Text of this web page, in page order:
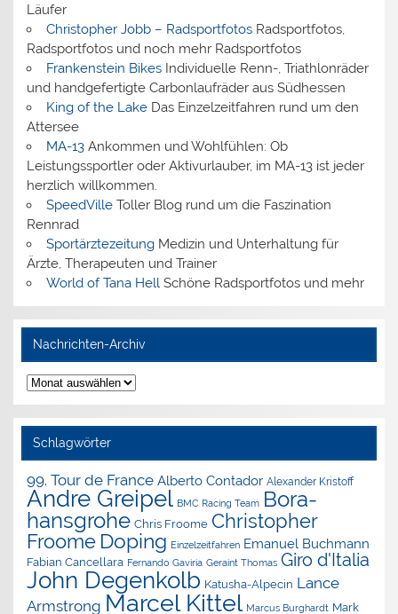
Läufer
Christopher Jobb – RadsportfotosRadsportfotos,
Radsportfotos und noch mehr Radsportfotos
Frankenstein BikesIndividuelle Renn-, Triathlonräder
und handgefertigte Carbonlaufräder aus Südhessen
King of the LakeDas Einzelzeitfahren rund um den
Attersee
MA-13Ankommen und Wohlfühlen: Ob
Leistungssportler oder Aktivurlauber, im MA-13 ist jeder
herzlich willkommen.
SpeedVilleToller Blog rund um die Faszination
Rennrad
SportärztezeitungMedizin und Unterhaltung für
Ärzte, Therapeuten und Trainer
World of Tana HellSchöne Radsportfotos und mehr
Nachrichten-Archiv
Nachrichten-
Archiv
Schlagwörter
99. Tour de France Alberto Contador Alexander Kristoff
Andre Greipel BMC Racing Team Bora-
hansgrohe Chris Froome Christopher
Froome Doping Einzelzeitfahren Emanuel Buchmann
Fabian Cancellara Fernando Gaviria Geraint Thomas Giro d'Italia
John Degenkolb Katusha-Alpecin Lance
Armstrong Marcel Kittel Marcus Burghardt Mark